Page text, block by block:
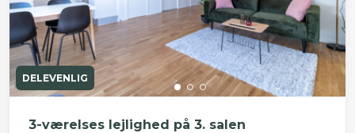
DELEVENLIG
3-værelses lejlighed på 3. salen